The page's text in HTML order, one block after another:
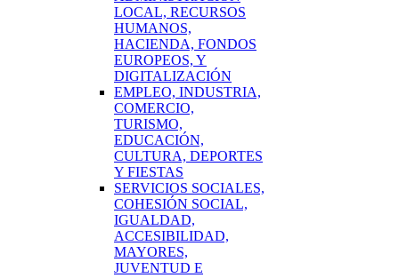
LOCAL, RECURSOS
HUMANOS,
HACIENDA, FONDOS
EUROPEOS, Y
DIGITALIZACIÓN
EMPLEO, INDUSTRIA,
COMERCIO,
TURISMO,
EDUCACIÓN,
CULTURA, DEPORTES
Y FIESTAS
SERVICIOS SOCIALES,
COHESIÓN SOCIAL,
IGUALDAD,
ACCESIBILIDAD,
MAYORES,
JUVENTUD E